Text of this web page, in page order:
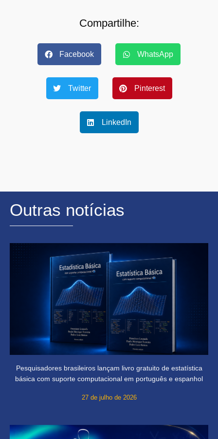
Compartilhe:
Facebook WhatsApp
Twitter Pinterest
LinkedIn
Outras notícias
Pesquisadores brasileiros lançam livro gratuito de estatística
básica com suporte computacional em português e espanhol
27 de julho de 2026